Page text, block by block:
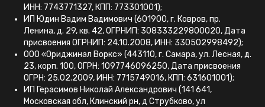
ИНН: 7743771327, КПП: 773301001);
ИП Юдин Вадим Вадимович (601900, г. Ковров, пр.
Ленина, д. 29, кв. 42, ОГРНИП: 308333229800020, Дата
присвоения ОГРНИП: 24.10.2008, ИНН: 330502998492);
ООО «Ориджинал Воркс» (443110, г. Самара, ул. Лесная, д.
23, корп. 100, ОГРН: 1097746096250, Дата присвоения
ОГРН: 25.02.2009, ИНН: 7715749016, КПП: 631601001);
ИП Герасимов Николай Александрович (141 641,
Московская обл, Клинский рн, д Струбково, ул